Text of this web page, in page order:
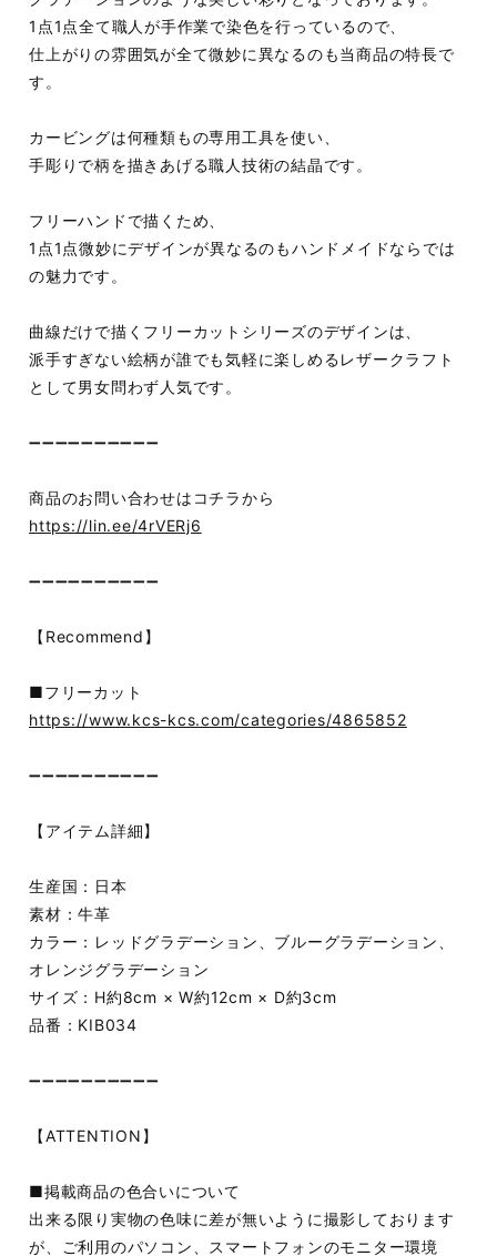
1点1点全て職人が手作業で染色を行っているので、
仕上がりの雰囲気が全て微妙に異なるのも当商品の特長で
す。
カービングは何種類もの専用工具を使い、
手彫りで柄を描きあげる職人技術の結晶です。
フリーハンドで描くため、
1点1点微妙にデザインが異なるのもハンドメイドならでは
の魅力です。
曲線だけで描くフリーカットシリーズのデザインは、
派手すぎない絵柄が誰でも気軽に楽しめるレザークラフト
として男女問わず人気です。
➖➖➖➖➖➖➖➖➖➖
商品のお問い合わせはコチラから
https://lin.ee/4rVERj6
➖➖➖➖➖➖➖➖➖➖
【Recommend】
■フリーカット
https://www.kcs-kcs.com/categories/4865852
➖➖➖➖➖➖➖➖➖➖
【アイテム詳細】
生産国：日本
素材：牛革
カラー：レッドグラデーション、ブルーグラデーション、
オレンジグラデーション
サイズ：H約8cm × W約12cm × D約3cm
品番：KIB034
➖➖➖➖➖➖➖➖➖➖
【ATTENTION】
■掲載商品の色合いについて
出来る限り実物の色味に差が無いように撮影しております
が、ご利用のパソコン、スマートフォンのモニター環境